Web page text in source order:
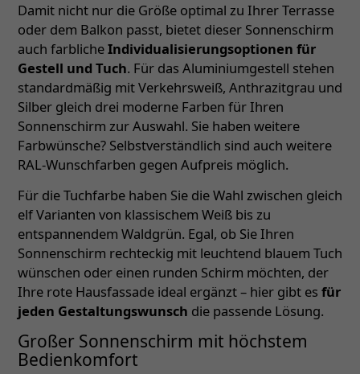
Damit nicht nur die Größe optimal zu Ihrer Terrasse
oder dem Balkon passt, bietet dieser Sonnenschirm
auch farblicheIndividualisierungsoptionen für
Gestell und Tuch. Für das Aluminiumgestell stehen
standardmäßig mit Verkehrsweiß, Anthrazitgrau und
Silber gleich drei moderne Farben für Ihren
Sonnenschirm zur Auswahl. Sie haben weitere
Farbwünsche? Selbstverständlich sind auch weitere
RAL-Wunschfarben gegen Aufpreis möglich.
Für die Tuchfarbe haben Sie die Wahl zwischen gleich
elf Varianten von klassischem Weiß bis zu
entspannendem Waldgrün. Egal, ob Sie Ihren
Sonnenschirm rechteckig mit leuchtend blauem Tuch
wünschen oder einen runden Schirm möchten, der
Ihre rote Hausfassade ideal ergänzt – hier gibt es für
jeden Gestaltungswunsch die passende Lösung.
Großer Sonnenschirm mit höchstem
Bedienkomfort